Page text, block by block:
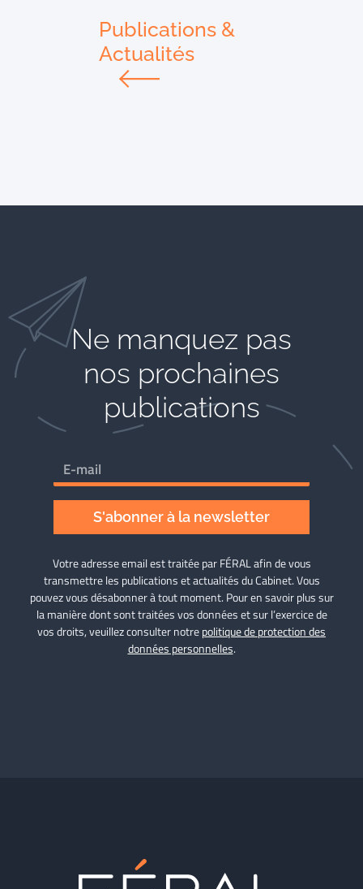
Publications &
Actualités
Ne manquez pas
nos prochaines
publications
S'abonner à la newsletter
Votre adresse email est traitée par FÉRAL afin de vous
transmettre les publications et actualités du Cabinet. Vous
pouvez vous désabonner à tout moment. Pour en savoir plus sur
la manière dont sont traitées vos données et sur l’exercice de
vos droits, veuillez consulter notrepolitique de protection des
données personnelles.